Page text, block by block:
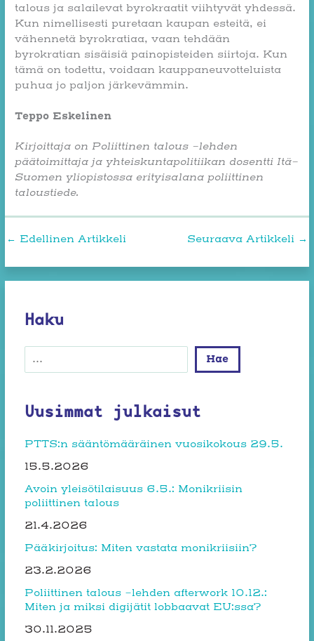
talous ja salailevat byrokraatit viihtyvät yhdessä.
Kun nimellisesti puretaan kaupan esteitä, ei
vähennetä byrokratiaa, vaan tehdään
byrokratian sisäisiä painopisteiden siirtoja. Kun
tämä on todettu, voidaan kauppaneuvotteluista
puhua jo paljon järkevämmin.
Teppo Eskelinen
Kirjoittaja on Poliittinen talous -lehden
päätoimittaja ja yhteiskuntapolitiikan dosenttiItä-
Suomen yliopistossa erityisalana poliittinen
taloustiede.
← Edellinen Artikkeli Seuraava Artikkeli →
Haku
Hae
Uusimmat julkaisut
PTTS:n sääntömääräinen vuosikokous 29.5.
15.5.2026
Avoin yleisötilaisuus 6.5.: Monikriisin
poliittinen talous
21.4.2026
Pääkirjoitus: Miten vastata monikriisiin?
23.2.2026
Poliittinen talous -lehden afterwork 10.12.:
Miten ja miksi digijätit lobbaavat EU:ssa?
30.11.2025